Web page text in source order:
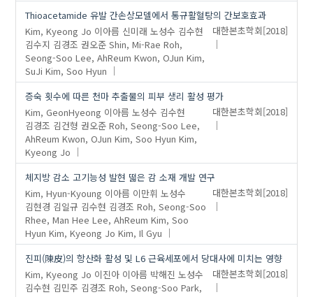
Thioacetamide 유발 간손상모델에서 통규활혈탕의 간보호효과
Kim, Kyeong Jo 이아름 신미래 노성수 김수현
김수지 김경조 권오준 Shin, Mi-Rae Roh,
Seong-Soo Lee, AhReum Kwon, OJun Kim,
SuJi Kim, Soo Hyun
대한본초학회[2018]
증숙 횟수에 따른 천마 추출물의 피부 생리 활성 평가
Kim, GeonHyeong 이아름 노성수 김수현
김경조 김건형 권오준 Roh, Seong-Soo Lee,
AhReum Kwon, OJun Kim, Soo Hyun Kim,
Kyeong Jo
대한본초학회[2018]
체지방 감소 고기능성 발현 떫은 감 소재 개발 연구
Kim, Hyun-Kyoung 이아름 이만휘 노성수
김현경 김일규 김수현 김경조 Roh, Seong-Soo
Rhee, Man Hee Lee, AhReum Kim, Soo
Hyun Kim, Kyeong Jo Kim, Il Gyu
대한본초학회[2018]
진피(陳皮)의 항산화 활성 및 L6 근육세포에서 당대사에 미치는 영향
Kim, Kyeong Jo 이진아 이아름 박해진 노성수
김수현 김민주 김경조 Roh, Seong-Soo Park,
대한본초학회[2018]